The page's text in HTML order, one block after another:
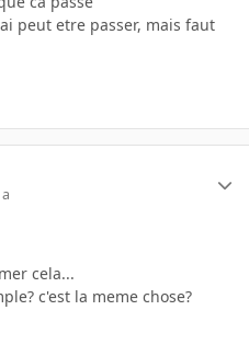
peut etre passer, mais faut
cela...
c'est la meme chose?